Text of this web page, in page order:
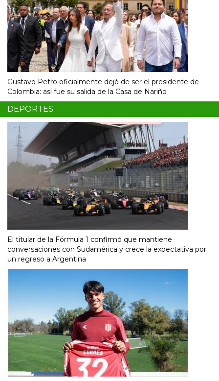
Gustavo Petro oficialmente dejó de ser el presidente de
Colombia: así fue su salida de la Casa de Nariño
DEPORTES
El titular de la Fórmula 1 confirmó que mantiene
conversaciones con Sudamérica y crece la expectativa por
un regreso a Argentina